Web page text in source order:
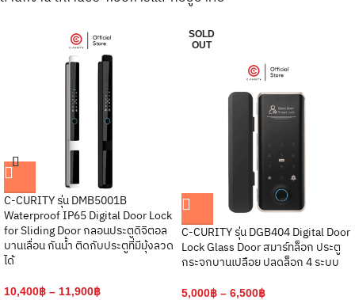
C-CURITY รุ่น DMB5001B
Waterproof IP65 Digital Door Lock
for Sliding Door กลอนประตูดิจิตอล
บานเลื่อน กันน้ำ ติดกับประตูที่มีมุ้งลวด
ได้
10,400฿ – 11,900฿
SOLD
OUT
C-CURITY รุ่น DGB404 Digital Door
Lock Glass Door สมาร์ทล็อก ประตู
กระจกบานเปลือย ปลดล็อก 4 ระบบ
5,000฿ – 6,500฿